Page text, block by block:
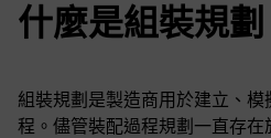
什麼是組裝規劃
組裝規劃是製造商用於建立、
程。儘管裝配過程規劃一直存在